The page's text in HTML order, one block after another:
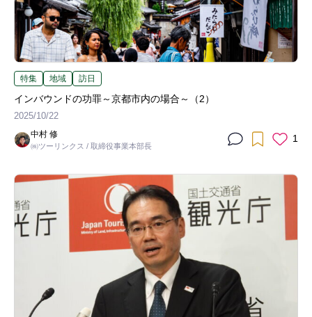
特集 地域 訪日
インバウンドの功罪～京都市内の場合～（2）
2025/10/22
中村 修
㈱ツーリンクス / 取締役事業本部長
1